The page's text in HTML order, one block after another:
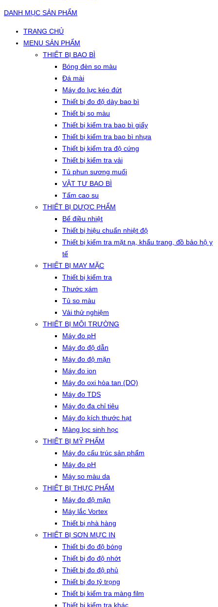
DANH MỤC SẢN PHẨM
TRANG CHỦ
MENU SẢN PHẨM
THIẾT BỊ BAO BÌ
Bóng đèn so màu
Đá mài
Máy đo lực kéo đứt
Thiết bị đo độ dày bao bì
Thiết bị so màu
Thiết bị kiểm tra bao bì giấy
Thiết bị kiểm tra bao bì nhựa
Thiết bị kiểm tra độ cứng
Thiết bị kiểm tra vải
Tủ phun sương muối
VẬT TƯ BAO BÌ
Tấm cao su
THIẾT BỊ DƯỢC PHẨM
Bể điều nhiệt
Thiết bị hiệu chuẩn nhiệt độ
Thiết bị kiểm tra mặt nạ, khẩu trang, đồ bảo hộ y
tế
THIẾT BỊ MAY MẶC
Thiết bị kiểm tra
Thước xám
Tủ so màu
Vải thử nghiệm
THIẾT BỊ MÔI TRƯỜNG
Máy đo pH
Máy đo độ dẫn
Máy đo độ mặn
Máy đo ion
Máy đo oxi hòa tan (DO)
Máy đo TDS
Máy đo đa chỉ tiêu
Máy đo kích thước hạt
Màng lọc sinh học
THIẾT BỊ MỸ PHẨM
Máy đo cấu trúc sản phẩm
Máy đo pH
Máy so màu da
THIẾT BỊ THỰC PHẨM
Máy đo độ mặn
Máy lắc Vortex
Thiết bị nhà hàng
THIẾT BỊ SƠN MỰC IN
Thiết bị đo độ bóng
Thiết bị đo độ nhớt
Thiết bị đo độ phủ
Thiết bị đo tỷ trọng
Thiết bị kiểm tra màng film
Thiết bị kiểm tra khác